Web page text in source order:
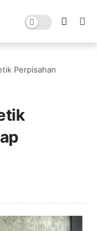
Perpisahan